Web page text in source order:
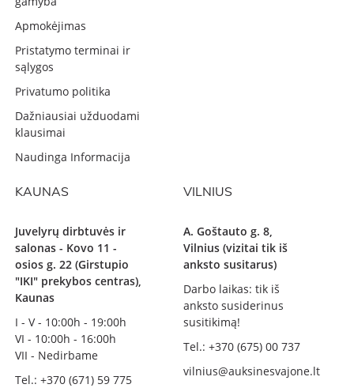
Apmokėjimas
Pristatymo terminai ir
sąlygos
Privatumo politika
Dažniausiai užduodami
klausimai
Naudinga Informacija
KAUNAS
Juvelyrų dirbtuvės ir
salonas - Kovo 11 -
osios g. 22 (Girstupio
"IKI" prekybos centras),
Kaunas
I - V - 10:00h - 19:00h
VI - 10:00h - 16:00h
VII - Nedirbame
Tel.: +370 (671) 59 775
VILNIUS
A. Goštauto g. 8,
Vilnius (vizitai tik iš
anksto susitarus)
Darbo laikas: tik iš
anksto susiderinus
susitikimą!
Tel.: +370 (675) 00 737
vilnius@auksinesvajone.lt